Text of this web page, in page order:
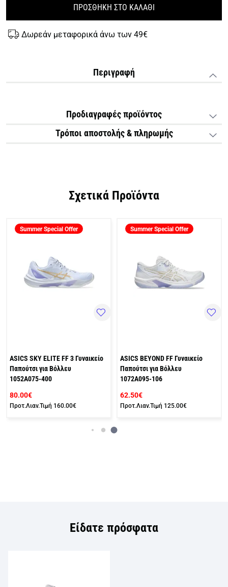
ΠΡΟΣΘΗΚΗ ΣΤΟ ΚΑΛΑΘΙ
Δωρεάν μεταφορικά άνω των 49€
Περιγραφή
Προδιαγραφές προϊόντος
Τρόποι αποστολής & πληρωμής
Σχετικά Προϊόντα
Summer Special Offer
ASICS SKY ELITE FF 3 Γυναικείο
Παπούτσι για Βόλλευ
1052A075-400
80.00€
Προτ.Λιαν.Τιμή 160.00€
Summer Special Offer
ASICS BEYOND FF Γυναικείο
Παπούτσι για Βόλλευ
1072A095-106
62.50€
Προτ.Λιαν.Τιμή 125.00€
Είδατε πρόσφατα